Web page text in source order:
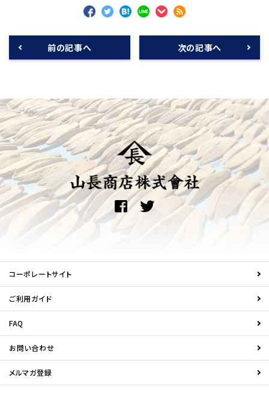
前の記事へ 次の記事へ
コーポレートサイト
ご利用ガイド
FAQ
お問い合わせ
メルマガ登録